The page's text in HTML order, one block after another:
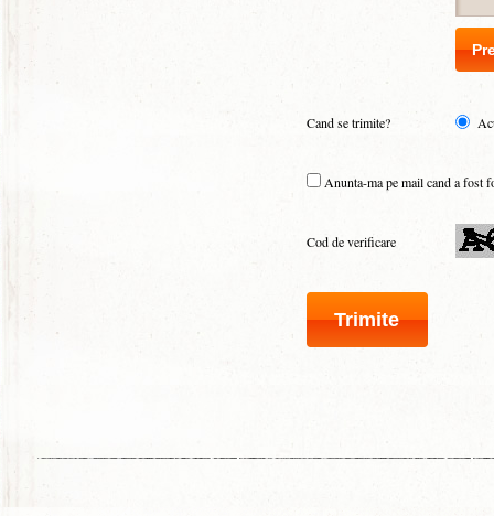
Cand se trimite?
Anunta-ma pe mail cand a fost
Cod de verificare